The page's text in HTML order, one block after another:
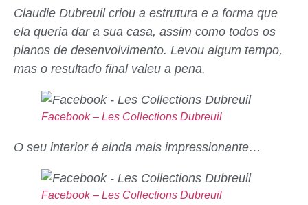
Claudie Dubreuil criou a estrutura e a forma que
ela queria dar a sua casa, assim como todos os
planos de desenvolvimento. Levou algum tempo,
mas o resultado final valeu a pena.
Facebook – Les Collections Dubreuil
O seu interior é ainda mais impressionante…
Facebook – Les Collections Dubreuil